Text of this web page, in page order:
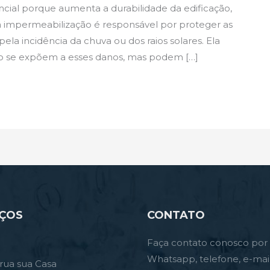
porque aumenta a durabilidade da edificação,
é responsável por proteger as
incidência da chuva ou dos raios solares. Ela
expõem a esses danos, mas podem […]
sua Casa
CONTATO
Faça contato conosco por
Whatsapp, telefone, e-